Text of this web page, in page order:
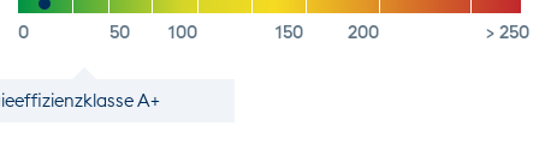
0
A+
50 100 150 200 > 250